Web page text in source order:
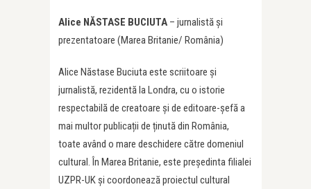
Alice NĂSTASE BUCIUTA – jurnalistă și
prezentatoare (Marea Britanie/ România)
Alice Năstase Buciuta este scriitoare și
jurnalistă, rezidentă la Londra, cu o istorie
respectabilă de creatoare și de editoare-șefă a
mai multor publicații de ținută din România,
toate având o mare deschidere către domeniul
cultural. În Marea Britanie, este președinta filialei
UZPR-UK și coordonează proiectul cultural